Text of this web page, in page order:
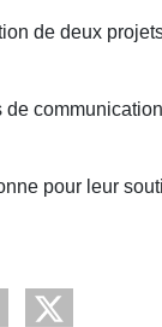
de deux
pour leur